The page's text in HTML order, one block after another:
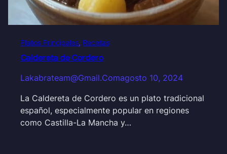
Platos Principales, Recetas
Caldereta de Cordero
Lakabrateam@gmail.comagosto 10, 2024
La Caldereta de Cordero es un plato tradicional
español, especialmente popular en regiones
como Castilla-La Mancha y…